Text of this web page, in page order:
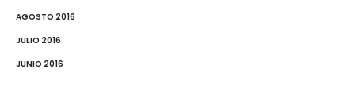
AGOSTO 2016
JULIO 2016
JUNIO 2016